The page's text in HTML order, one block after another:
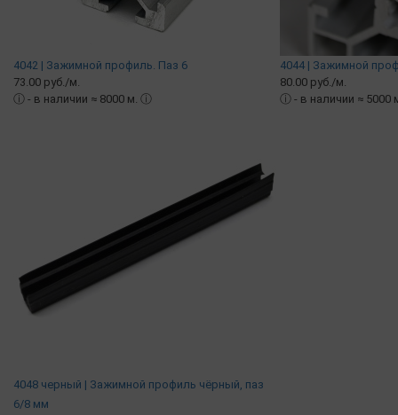
4042 | Зажимной профиль. Паз 6
73.00 руб./м.
ⓘ - в наличии ≈ 8000 м. ⓘ
4044 | Зажимной
80.00 руб./м.
ⓘ - в наличии ≈ 5000
4048 черный | Зажимной профиль чёрный, паз
6/8 мм